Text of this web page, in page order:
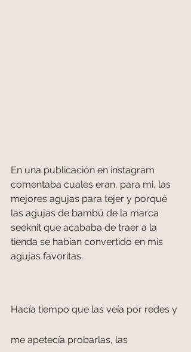
En una publicación en instagram
comentaba cuales eran, para mi, las
mejores agujas para tejer y porqué
las agujas de bambú de la marca
seeknit que acababa de traer a la
tienda se habían convertido en mis
agujas favoritas.
Hacía tiempo que las veía por redes y
me apetecía probarlas, las